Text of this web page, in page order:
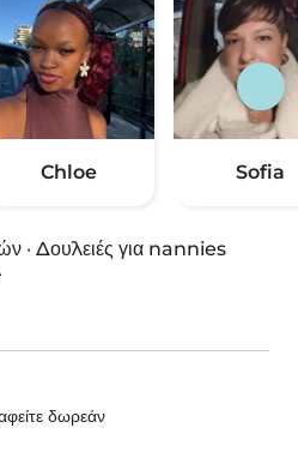
Chloe Sofia
· Δουλειές για nannies
δωρεάν